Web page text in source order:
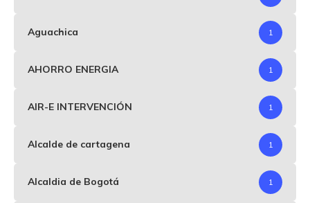
Aguachica 1
AHORRO ENERGIA 1
AIR-E INTERVENCIÓN 1
Alcalde de cartagena 1
Alcaldia de Bogotá 1